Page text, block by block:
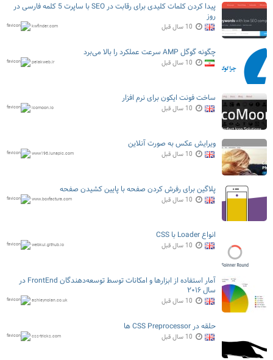
پیدا کردن کلمات کلیدی برای رقابت در SEO با ساپرت 5 کلمه فارسی در
روز
kwfinder.com 10 سال قبل
چگونه گوگل AMP سرعت عملکرد را بالا می‌برد
pelakweb.ir 10 سال قبل
ساخت فونت ایکون برای نرم افزار
icomoon.io 10 سال قبل
ویرایش عکس به صورت آنلاین
www196.lunapic.com 10 سال قبل
پلاگین برای رفرش کردن صفحه با پایین کشیدن صفحه
www.boxfactura.com 10 سال قبل
انواع Loader با CSS
webkul.github.io 10 سال قبل
آمار استفاده از ابزار‌ها و امکانات توسط توسعه‌دهندگان FrontEnd در
سال ۲۰۱۶
ashleynolan.co.uk 10 سال قبل
حلقه در CSS Preprocessor ها
css-tricks.com 10 سال قبل